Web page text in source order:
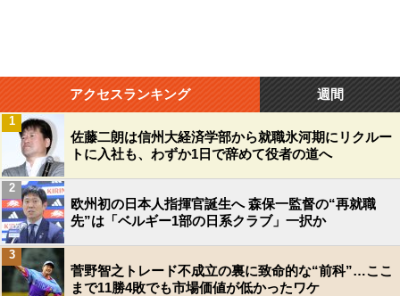
アクセスランキング 週間
佐藤二朗は信州大経済学部から就職氷河期にリクルー
トに入社も、わずか1日で辞めて役者の道へ
1
欧州初の日本人指揮官誕生へ 森保一監督の“再就職
先”は「ベルギー1部の日系クラブ」一択か
2
菅野智之トレード不成立の裏に致命的な“前科”…ここ
まで11勝4敗でも市場価値が低かったワケ
3